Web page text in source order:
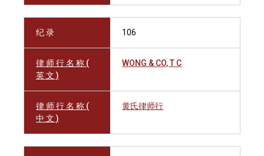
纪 录 106
律 师 行 名 称 (
英 文 )
WONG & CO, T C
律 师 行 名 称 (
中 文 )
黄氏律师行